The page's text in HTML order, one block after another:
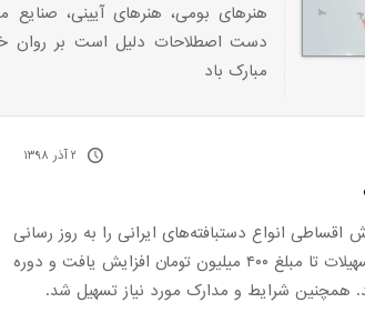
هنرهای بومی، هنرهای آیینی،
دست اصطلاحات دلیل است بر روان
مبارک باد
۲ آذر ۱۳۹۸
انواع دستبافته‌های ایرانی را به روز رسانی
کرد. در شرایط جدید سقف تسهیلات تا مبلغ ۴۰۰ میلیون تومان افزایش یافت و دوره